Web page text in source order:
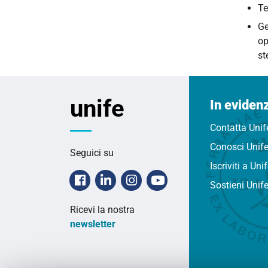
unife
Seguici su
Facebook
LinkedinInstagramYoutube
Ricevi la nostra
newsletter
In
Contatta
Conosci Unife
Iscriviti a
Sostieni Unife